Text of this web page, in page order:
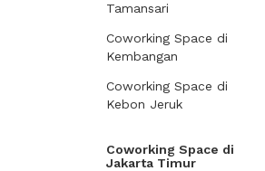
Tamansari
Coworking Space di
Kembangan
Coworking Space di
Kebon Jeruk
Coworking Space di
Jakarta Timur